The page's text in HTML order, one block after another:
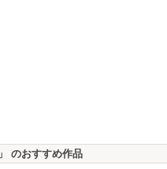
」 のおすすめ作品